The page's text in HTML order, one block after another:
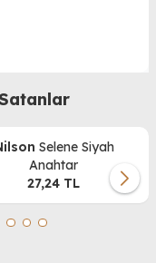
Selene Siyah
Anahtar
27,24 TL